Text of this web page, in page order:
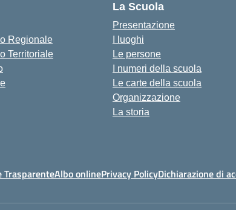
Regionale
Territoriale
La Scuola
Presentazione
I luoghi
Le persone
I numeri della scuola
Le carte della scuola
Organizzazione
La storia
Albo onlinePrivacy PolicyDichiarazione di